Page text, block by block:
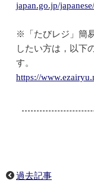
japan.go.jp/
※「たびレジ」簡
したい方は，以下
す。
https://
過去記事